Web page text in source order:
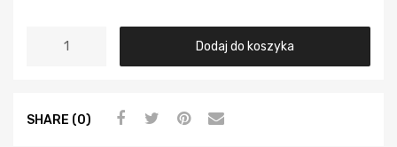
Dodaj do koszyka
SHARE (0)